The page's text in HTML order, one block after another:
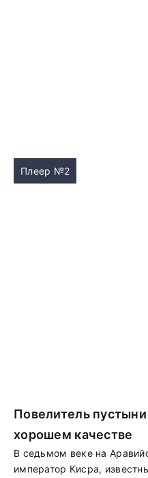
Плеер №2
Повелитель
хорошем качестве
В седьмом веке на
император Кисра,